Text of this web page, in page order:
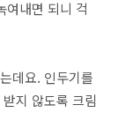
여내면 되니 걱
데요. 인두기를
지 않도록 크림